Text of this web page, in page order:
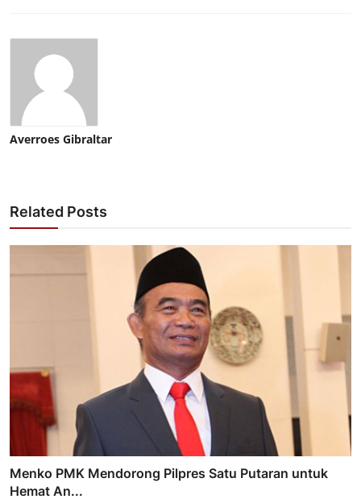
Averroes Gibraltar
Related Posts
Menko PMK Mendorong Pilpres Satu Putaran untuk
Hemat An...